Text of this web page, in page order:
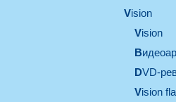
vision
vision
DVD-
Vision